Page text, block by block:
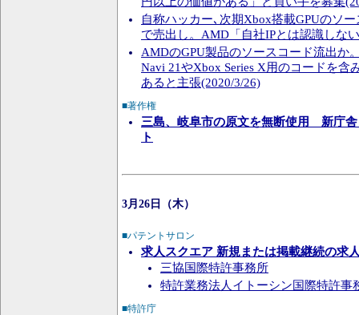
自称ハッカー､次期Xbox搭載GPUのソ
で売出し。AMD「自社IPとは認識しな
AMDのGPU製品のソースコード流出か
Navi 21やXbox Series X用のコードを含
あると主張(2020/3/26)
■著作権
三島、岐阜市の原文を無断使用 新庁
ト
3月26日（木）
■パテントサロン
求人スクエア 新規または掲載継続の求
三協国際特許事務所
特許業務法人イトーシン国際特許事
■特許庁